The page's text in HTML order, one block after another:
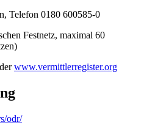
Telefon 0180 600585-0
Festnetz, maximal 60
www.vermittlerregister.org
odr/